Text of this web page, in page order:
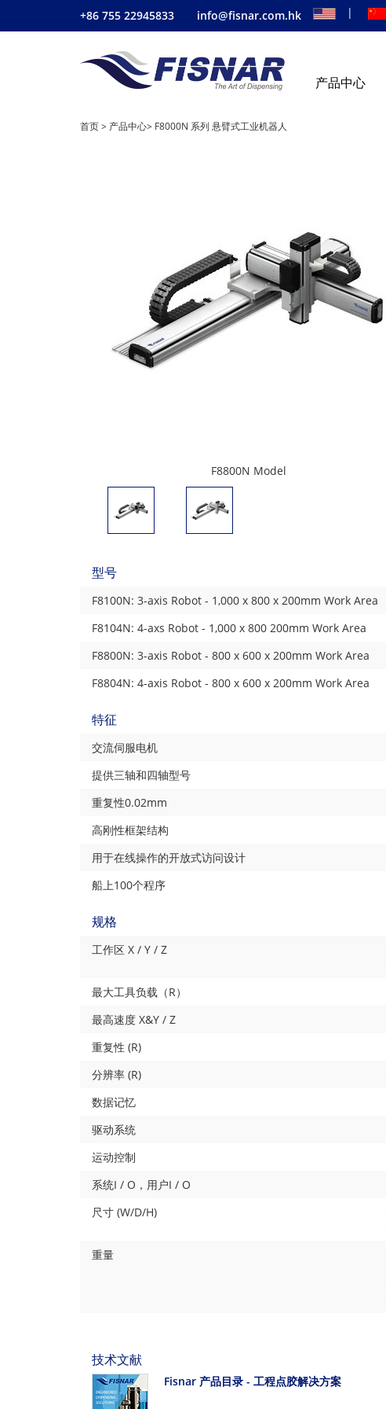
+86 755 22945833 info@fisnar.com.hk |
产品中心
首页> 产品中心> F8000N 系列 悬臂式工业机器人
F8800N Model
型号
F8100N: 3-axis Robot - 1,000 x 800 x 200mm Work Area
F8104N: 4-axs Robot - 1,000 x 800 200mm Work Area
F8800N: 3-axis Robot - 800 x 600 x 200mm Work Area
F8804N: 4-axis Robot - 800 x 600 x 200mm Work Area
特征
交流伺服电机
提供三轴和四轴型号
重复性0.02mm
高刚性框架结构
用于在线操作的开放式访问设计
船上100个程序
规格
工作区 X / Y / Z
最大工具负载（R）
最高速度 X&Y / Z
重复性 (R)
分辨率 (R)
数据记忆
驱动系统
运动控制
系统I / O，用户I / O
尺寸 (W/D/H)
重量
技术文献
Fisnar 产品目录 - 工程点胶解决方案